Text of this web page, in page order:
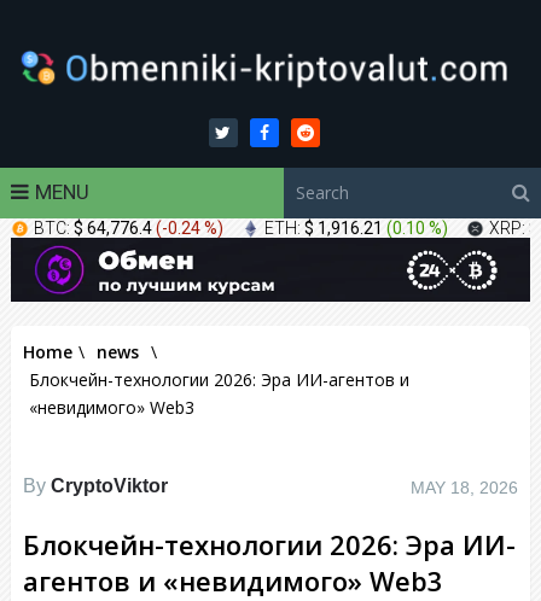
MENU
BTC: $ 64,776.4(-0.24 %) ETH: $ 1,916.21 (0.10 %) XRP:
Home \ news \
Блокчейн-технологии 2026: Эра ИИ-агентов и
«невидимого» Web3
By CryptoViktor MAY 18, 2026
Блокчейн-технологии 2026: Эра ИИ-
агентов и «невидимого» Web3